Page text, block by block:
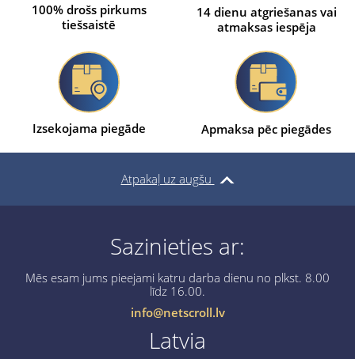
100% drošs pirkums
tiešsaistē
14 dienu atgriešanas vai
atmaksas iespēja
Izsekojama piegāde Apmaksa pēc piegādes
Atpakaļ uz augšu
Sazinieties ar:
Mēs esam jums pieejami katru darba dienu no plkst. 8.00
līdz 16.00.
info@netscroll.lv
Latvia